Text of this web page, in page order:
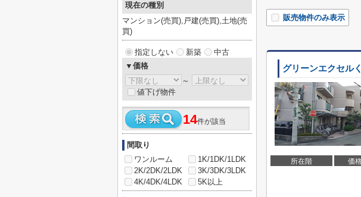
販売物件のみ表示
グリーンエクセル
所在階 価
現在の種別
マンション(売買),戸建(売買),土地(売
買)
指定しない 新築
中古
▼価格
～
値下げ物件
14件が該当
間取り
ワンルーム
1K/1DK/1LDK
2K/2DK/2LDK
3K/3DK/3LDK
4K/4DK/4LDK
5K以上